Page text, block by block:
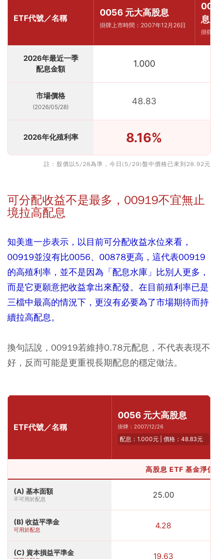
ETF代號／名稱
0056 元大高股息
掛牌上市時間：2007年12月26日
息
掛牌
2026年最近一季
配息金額
1.000
市場價格
(2026/05/28)
48.83
2026年化殖利率 8.16%
註：股價以5/28為準，今日(5/29)盤中價格已來到28.92元
可分配收益不是最多，00919不宜無止
境拉高配息
知美進一步表示，以目前可分配收益水位來看，
00919並沒有比0056、00878更高，這代表00919
的高殖利率，並不是因為「配息水庫」比別人更多，
而是它更願意把收益拿出來配發。在目前殖利率已是
三檔中最高的情況下，更沒有必要為了市場期待而持
續拉高配息。
換句話說，00919若維持0.78元配息，不代表表現不
好，反而可能是更重視長期配息的穩定做法。
ETF代號／名稱
0056 元大高股息
掛牌：2007/12/26
配息：1.000元 | 價格：48.83元
高股息 ETF 基金淨
(A) 基本面額
不可用於配息 25.00
(B) 收益平準金
可用於配息 4.28
(C) 資本損益平準金 19.63